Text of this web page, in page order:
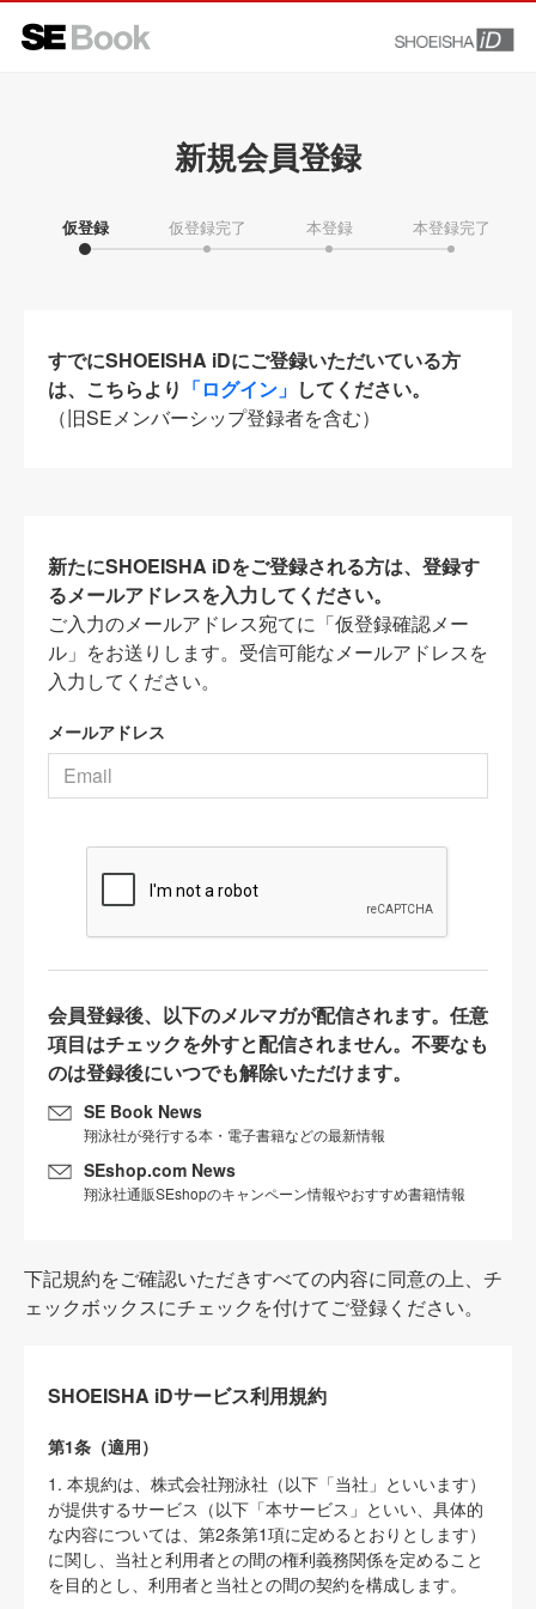
新規会員登録
仮登録 仮登録完了 本登録 本登録完了
すでにSHOEISHA iDにご登録いただいている方
は、こちらより 「ログイン」 してください。
（旧SEメンバーシップ登録者を含む）
新たにSHOEISHA iDをご登録される方は、登録す
るメールアドレスを入力してください。
ご入力のメールアドレス宛てに「仮登録確認メー
ル」をお送りします。受信可能なメールアドレスを
入力してください。
メールアドレス
会員登録後、以下のメルマガが配信されます。任意
項目はチェックを外すと配信されません。不要なも
のは登録後にいつでも解除いただけます。
SE Book News
翔泳社が発行する本・電子書籍などの最新情報
SEshop.com News
翔泳社通販SEshopのキャンペーン情報やおすすめ書籍情報
下記規約をご確認いただきすべての内容に同意の上、チ
ェックボックスにチェックを付けてご登録ください。
SHOEISHA iDサービス利用規約
第1条（適用）
1. 本規約は、株式会社翔泳社（以下「当社」といいます）
が提供するサービス（以下「本サービス」といい、具体的
な内容については、第2条第1項に定めるとおりとします）
に関し、当社と利用者との間の権利義務関係を定めること
を目的とし、利用者と当社との間の契約を構成します。